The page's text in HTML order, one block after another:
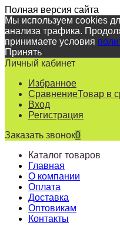
Полная версия сайта
Мы используем cookies
анализа трафика.
принимаете условия
Принять
Личный кабинет
Избранное
СравнениеТовар в
Вход
Регистрация
Заказать звонок0
Каталог товаров
Главная
О компании
Оплата
Доставка
Оптовикам
Контакты